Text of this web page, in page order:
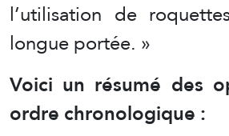
l’utilisation de
longue portée. »
Voici un résumé des
ordre chronologique :